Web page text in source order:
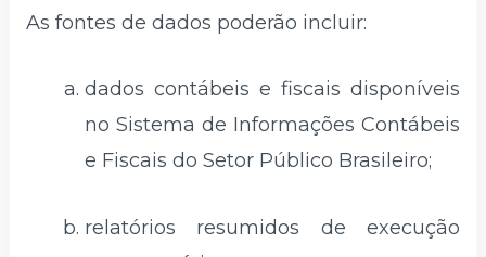
As fontes de dados poderão incluir:
dados contábeis e fiscais disponíveis
no Sistema de Informações Contábeis
e Fiscais do Setor Público Brasileiro;
relatórios resumidos de execução